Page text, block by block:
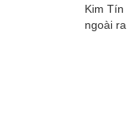
Kim Tín
ngoài